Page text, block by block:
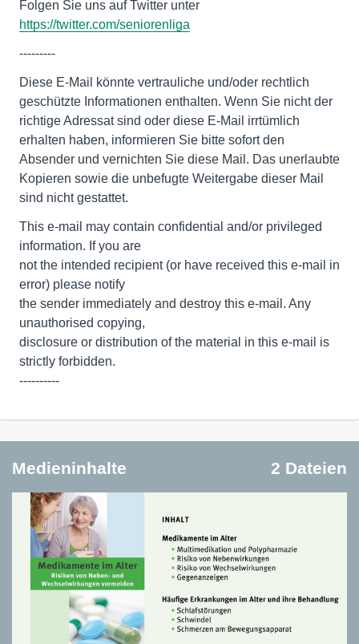
Folgen Sie uns auf Twitter unter
https://twitter.com/seniorenliga
---------
Diese E-Mail könnte vertrauliche und/oder rechtlich
geschützte Informationen enthalten. Wenn Sie nicht der
richtige Adressat sind oder diese E-Mail irrtümlich
erhalten haben, informieren Sie bitte sofort den
Absender und vernichten Sie diese Mail. Das unerlaubte
Kopieren sowie die unbefugte Weitergabe dieser Mail
sind nicht gestattet.
This e-mail may contain confidential and/or privileged
information. If you are
not the intended recipient (or have received this e-mail in
error) please notify
the sender immediately and destroy this e-mail. Any
unauthorised copying,
disclosure or distribution of the material in this e-mail is
strictly forbidden.
----------
Medieninhalte 2 Dateien